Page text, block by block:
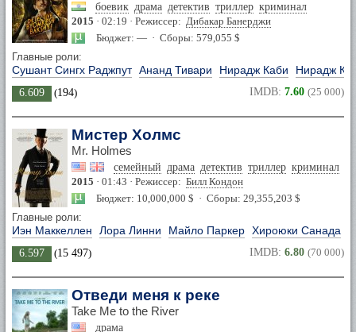
боевик драма детектив триллер криминал
2015 · 02:19 · Режиссер: Дибакар Банерджи
Бюджет: — · Сборы: 579,055 $
Главные роли:
Сушант Сингх Раджпут Ананд Тивари Нирадж Каби Нирадж
6.609 (194) IMDB: 7.60 (25 000)
Мистер Холмс
Mr. Holmes
семейный драма детектив триллер криминал
2015 · 01:43 · Режиссер: Билл Кондон
Бюджет: 10,000,000 $ · Сборы: 29,355,203 $
Главные роли:
Иэн Маккеллен Лора Линни Майло Паркер Хироюки Санада
6.597 (15 497) IMDB: 6.80 (70 000)
Отведи меня к реке
Take Me to the River
драма